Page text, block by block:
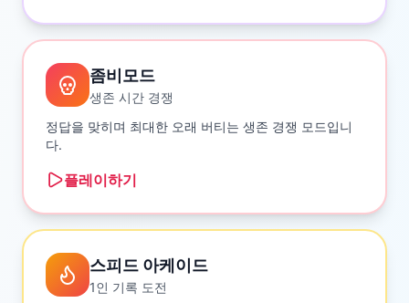
좀비모드
생존 시간 경쟁
정답을 맞히며 최대한 오래 버티는 생존 경쟁 모드입니
다.
플레이하기
스피드 아케이드
1인 기록 도전